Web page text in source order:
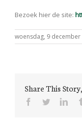
Bezoek hier de site:
woensdag, 9 december
Share This
Facebook
Twitter